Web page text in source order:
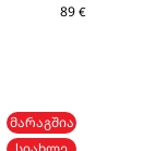
89 €
ᲛᲐᲠᲐᲒᲨᲘᲐ